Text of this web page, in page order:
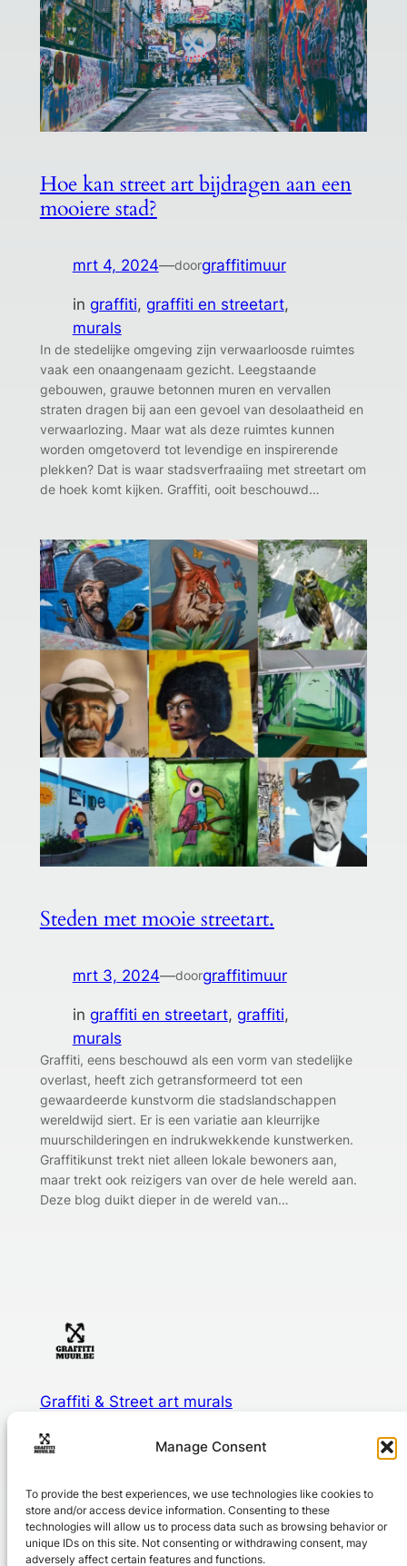
Manage Consent
To provide the best experiences, we use technologies like cookies to
store and/or access device information. Consenting to these
technologies will allow us to process data such as browsing behavior or
unique IDs on this site. Not consenting or withdrawing consent, may
adversely affect certain features and functions.
Hoe kan street art bijdragen aan een
mooiere stad?
mrt 4, 2024—doorgraffitimuur
in graffiti, graffiti en streetart
murals
In de stedelijke omgeving zijn verwaarloosde ruimtes
vaak een onaangenaam gezicht. Leegstaande
gebouwen, grauwe betonnen muren en vervallen
straten dragen bij aan een gevoel van desolaatheid en
verwaarlozing. Maar wat als deze ruimtes kunnen
worden omgetoverd tot levendige en inspirerende
plekken? Dat is waar stadsverfraaiing met streetart om
de hoek komt kijken. Graffiti, ooit beschouwd…
Steden met mooie streetart.
mrt 3, 2024—doorgraffitimuur
in graffiti en streetart, graffiti
murals
Graffiti, eens beschouwd als een vorm van stedelijke
overlast, heeft zich getransformeerd tot een
gewaardeerde kunstvorm die stadslandschappen
wereldwijd siert. Er is een variatie aan kleurrijke
muurschilderingen en indrukwekkende kunstwerken.
Graffitikunst trekt niet alleen lokale bewoners aan,
maar trekt ook reizigers van over de hele wereld aan.
Deze blog duikt dieper in de wereld van…
Graffiti & Street art murals
Graffiti en streetart voor op school, bedrijf of in je stad
About
Over ons
Portfolio
Privacy
Privacy Policy
Algemene voorwaarden
Social
Youtube
Instagram